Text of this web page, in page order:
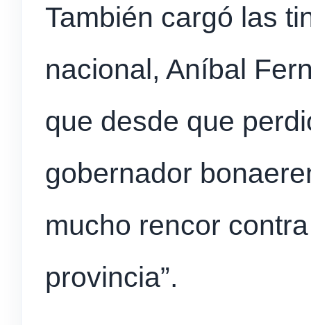
También cargó las
nacional, Aníbal
que desde que
gobernador
mucho rencor
provincia”.